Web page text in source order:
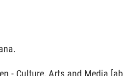
- Culture, Arts and Media [ab